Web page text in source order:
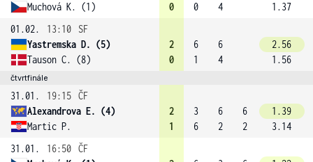
Muchová K. (1)
0
0
4
1.37
01.02.
13:10
SF
Yastremska D. (5)
Tauson C. (8)
2
0
6
1
6
4
2.56
1.56
čtvrtfinále
31.01. 19:15 ČF
Alexandrova E. (4)
Martic P.
2
1
3
6
6
2
6
2
1.39
3.14
31.01.
16:50 ČF